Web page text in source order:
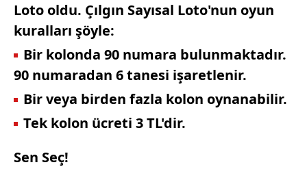
Loto oldu. Çılgın Sayısal Loto'nun oyun
kuralları şöyle:
Bir kolonda 90 numara bulunmaktadır.
90 numaradan 6 tanesi işaretlenir.
Bir veya birden fazla kolon oynanabilir.
Tek kolon ücreti 3 TL'dir.
Sen Seç!